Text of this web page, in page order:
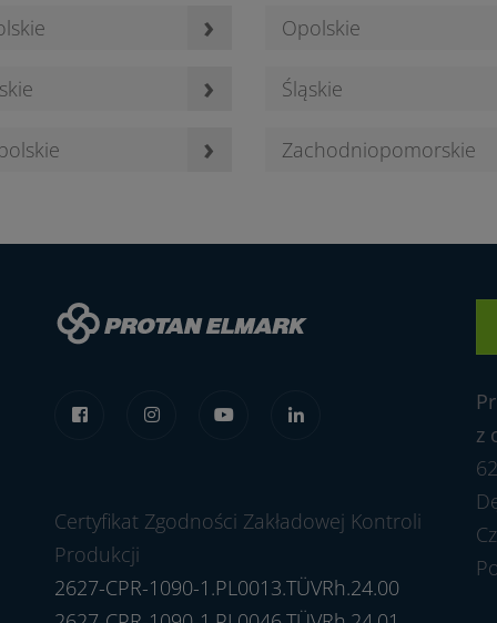
› Opolskie
› Śląskie
› Zachodniopomorskie
Certyfikat Zgodności Zakładowej Kontroli
Produkcji
2627-CPR-1090-1.PL0013.TÜVRh.24.00
z